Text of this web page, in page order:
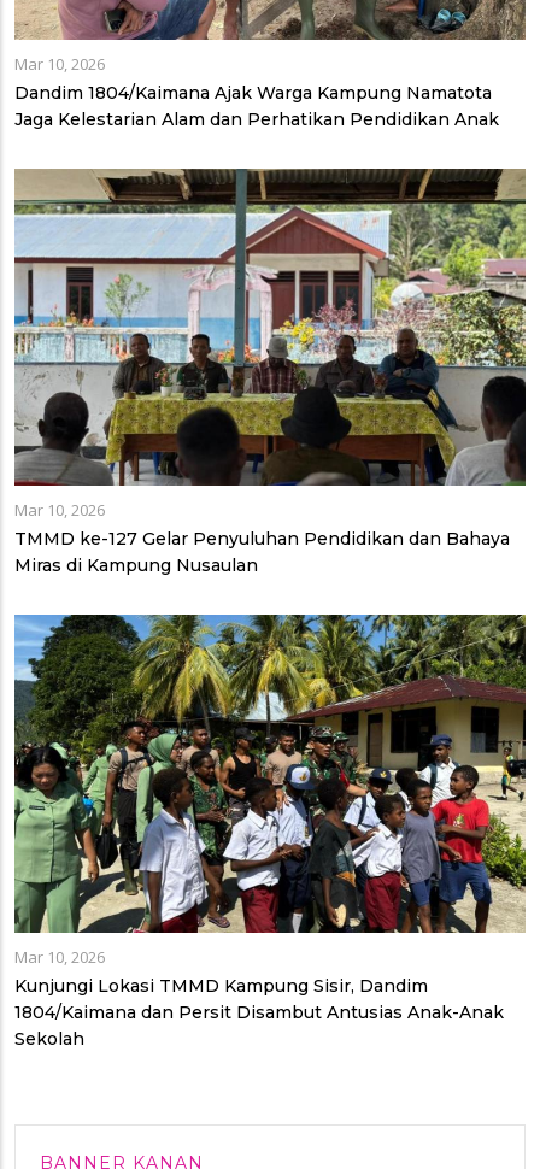
Mar 10, 2026
Dandim 1804/Kaimana Ajak Warga Kampung Namatota
Jaga Kelestarian Alam dan Perhatikan Pendidikan Anak
Mar 10, 2026
TMMD ke-127 Gelar Penyuluhan Pendidikan dan Bahaya
Miras di Kampung Nusaulan
Mar 10, 2026
Kunjungi Lokasi TMMD Kampung Sisir, Dandim
1804/Kaimana dan Persit Disambut Antusias Anak-Anak
Sekolah
BANNER KANAN